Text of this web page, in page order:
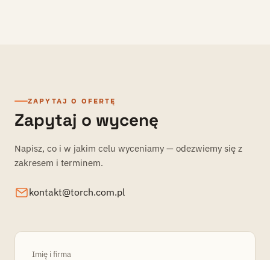
ZAPYTAJ O OFERTĘ
Zapytaj o wycenę
Napisz, co i w jakim celu wyceniamy — odezwiemy się z
zakresem i terminem.
kontakt@torch.com.pl
Imię i firma